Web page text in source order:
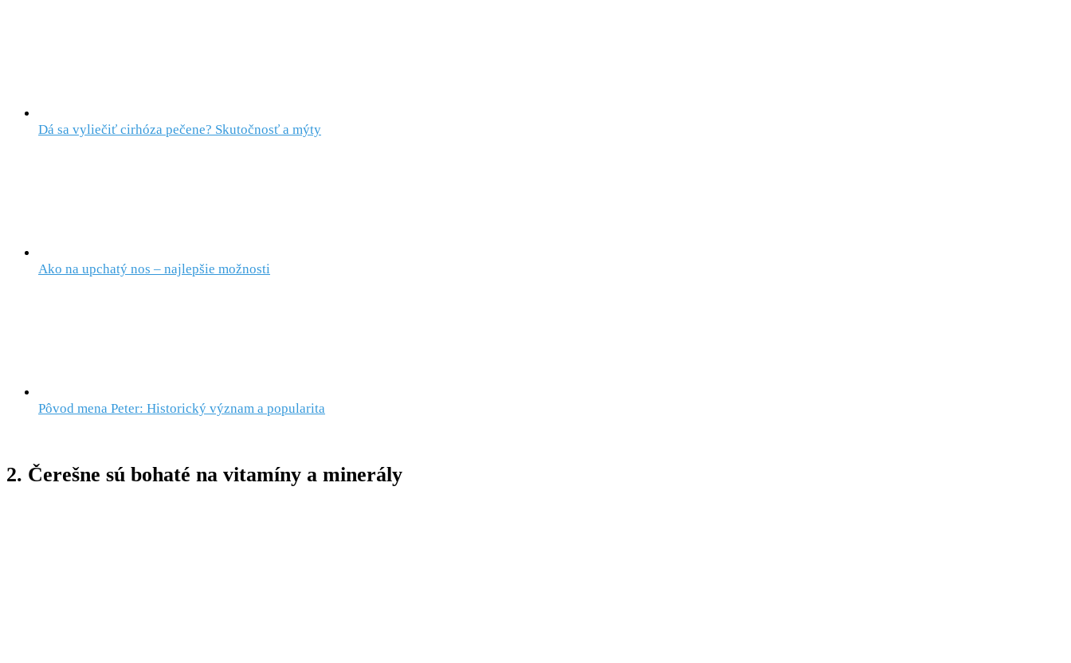
Dá sa vyliečiť cirhóza pečene? Skutočnosť a mýty
Ako na upchatý nos – najlepšie možnosti
Pôvod mena Peter: Historický význam a popularita
2. Čerešne sú bohaté na vitamíny a minerály